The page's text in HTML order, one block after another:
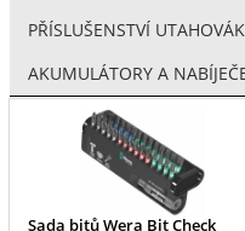
PŘÍSLUŠENSTVÍ
AKUMULÁTORY A
Sada bitů Wera Bit Check